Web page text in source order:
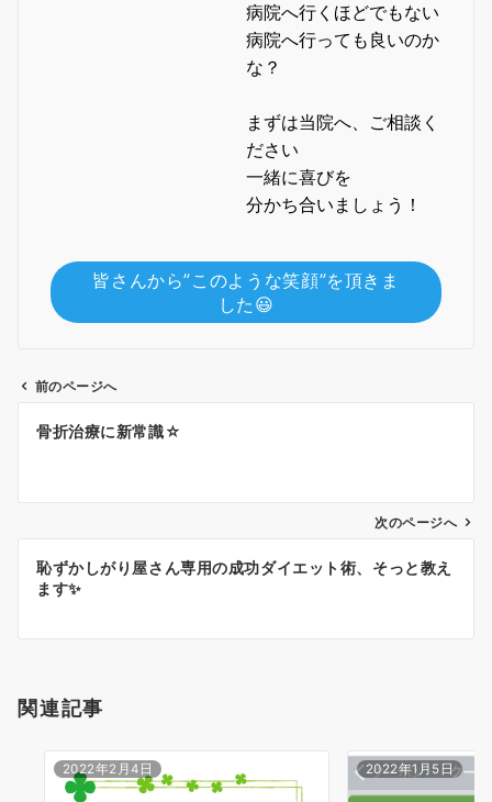
病院へ行くほどでもない
病院へ行っても良いのか
な？
まずは当院へ、ご相談く
ださい
一緒に喜びを
分かち合いましょう！
皆さんから”このような笑顔”を頂きま
した😃
ビ
ン
前のページへ
骨折治療に新常識☆
次のページへ
恥ずかしがり屋さん専用の成功ダイエット術、そっと教え
ます✨
関連記事
2022年2月4日 2022年1月5日